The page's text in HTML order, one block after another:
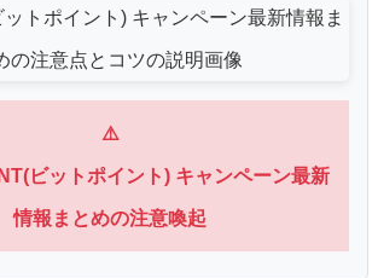
⚠️
ビットポイント) キャンペーン最新
情報まとめの注意喚起